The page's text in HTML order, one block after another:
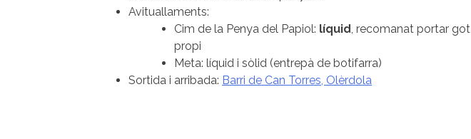
Avituallaments:
Cim de la Penya del Papiol: líquid, recomanat portar got
propi
Meta: líquid i sòlid (entrepà de botifarra)
Sortida i arribada: Barri de Can Torres, Olèrdola